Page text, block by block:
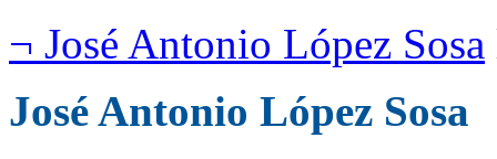
¬ José Antonio López Sosa
José Antonio López Sosa